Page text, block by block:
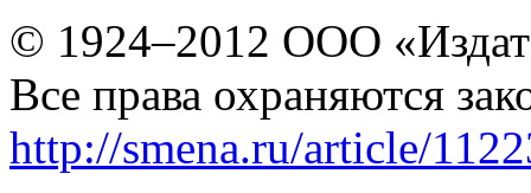
© 1924–2012 ООО
Все права охраняются
http://smena.ru/article/